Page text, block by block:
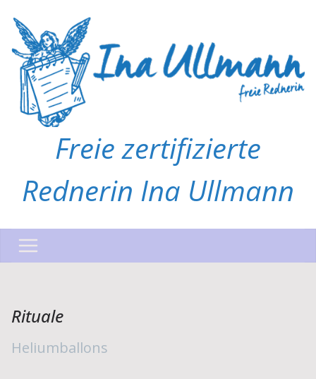
Inhalt
springen
Freie zertifizierte
Rednerin Ina Ullmann
Rituale
Heliumballons